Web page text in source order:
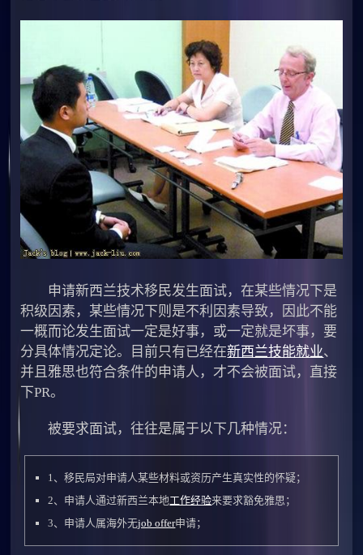
申请新西兰技术移民发生面试，在某些情况下是
积级因素，某些情况下则是不利因素导致，因此不能
一概而论发生面试一定是好事，或一定就是坏事，要
分具体情况定论。目前只有已经在新西兰技能就业、
并且雅思也符合条件的申请人，才不会被面试，直接
下PR。
被要求面试，往往是属于以下几种情况：
1、移民局对申请人某些材料或资历产生真实性的怀疑；
2、申请人通过新西兰本地工作经验来要求豁免雅思；
3、申请人属海外无job offer申请；